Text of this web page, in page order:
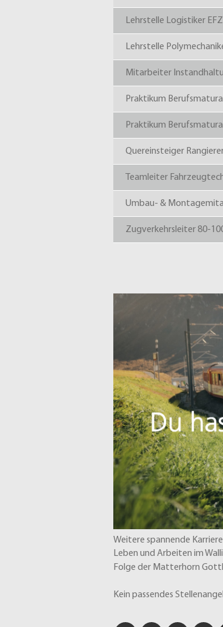
Lehrstelle Logistiker
Lehrstelle
Mitarbeiter
Praktikum
Praktikum
Quereinsteiger
Teamleiter
Umbau- &
Zugverkehrsleiter 80-
Weitere spannende
Leben und Arbeiten im
Folge der Matterhorn
Kein passendes